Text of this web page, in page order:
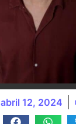
abril 12, 2024